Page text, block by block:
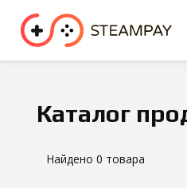
Спорт
Каталог
Найдено 0 товара